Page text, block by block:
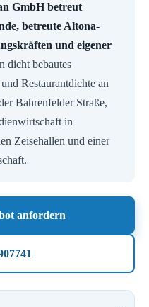
GmbH betreut
betreute Altona-
und eigener
dicht bebautes
Restaurantdichte an
Bahrenfelder Straße,
in
Zeisehallen und einer
anfordern